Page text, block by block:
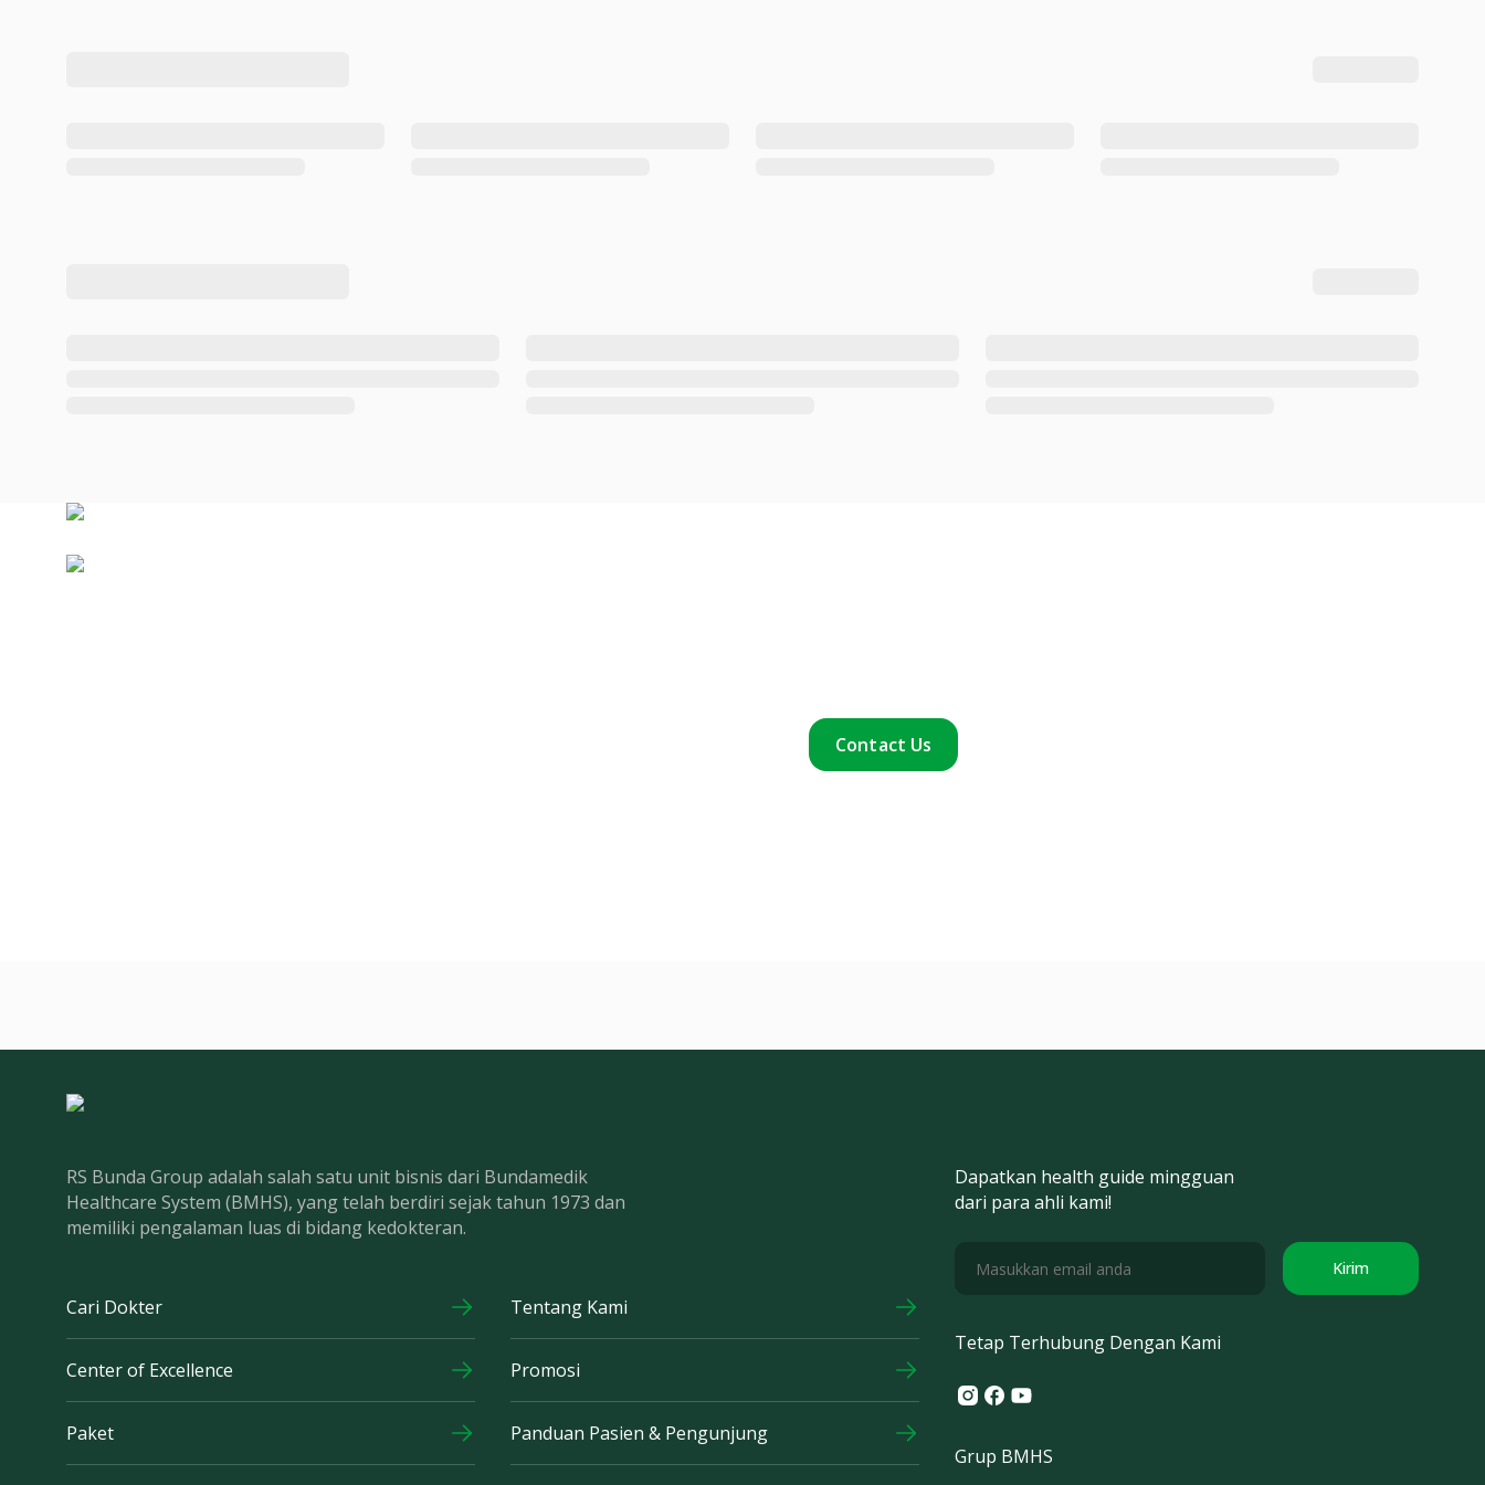
Contact Us
RS Bunda Group adalah salah satu unit bisnis dari Bundamedik
Healthcare System (BMHS), yang telah berdiri sejak tahun 1973 dan
memiliki pengalaman luas di bidang kedokteran.
Cari Dokter Tentang Kami
Center of Excellence Promosi
Paket Panduan Pasien & Pengunjung
Dapatkan health guide mingguan
dari para ahli kami!
Kirim
Tetap Terhubung Dengan Kami
Instagram
Facebook
Youtube
Grup BMHS